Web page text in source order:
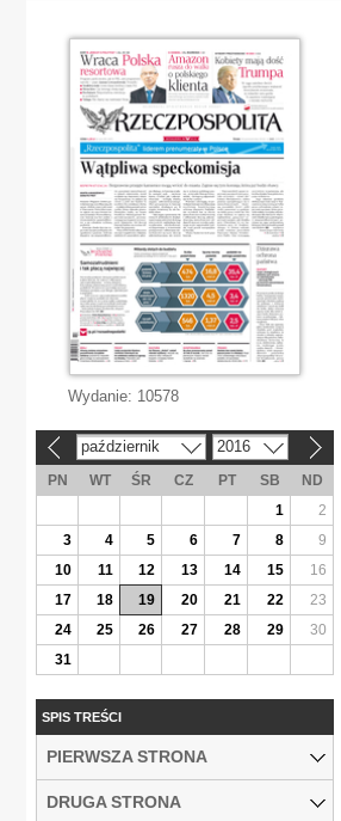
Wydanie: 10578
październik 2016
PN WT ŚR CZ PT SB
ND
1
2
3
4 5 6 7 8
9
10
11 12 13 14 15
16
17
18 19 20 21 22
23
24
25 26 27 28 29
30
31
SPIS TREŚCI
PIERWSZA STRONA
DRUGA STRONA